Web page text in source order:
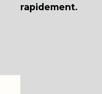
rapidement.